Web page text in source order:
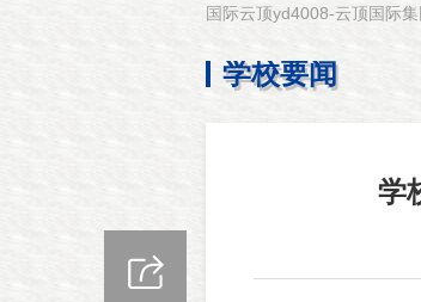
国际云顶yd4008-云顶国际
学校要闻
学